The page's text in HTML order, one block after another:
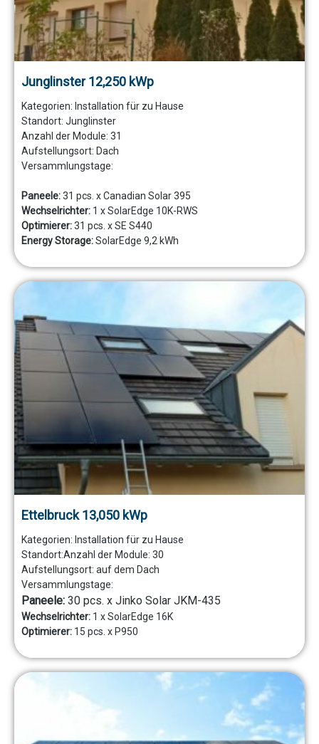
Junglinster 12,250 kWp
Kategorien: Installation für zu Hause
Standort: Junglinster
Anzahl der Module: 31
Aufstellungsort: Dach
Versammlungstage:
Paneele:31 pcs. x Canadian Solar 395
Wechselrichter: 1 x SolarEdge 10K-RWS
Optimierer:31 pcs. x SE S440
Energy Storage:SolarEdge 9,2 kWh
Ettelbruck 13,050 kWp
Kategorien: Installation für zu Hause
Standort:Anzahl der Module: 30
Aufstellungsort: auf dem Dach
Versammlungstage:
Paneele: 30 pcs. x Jinko Solar JKM-435
Wechselrichter: 1 x SolarEdge 16K
Optimierer: 15 pcs. x P950